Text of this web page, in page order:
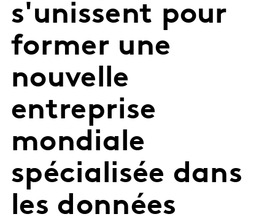
s'unissent pour
former une
nouvelle
entreprise
mondiale
spécialisée dans
les données